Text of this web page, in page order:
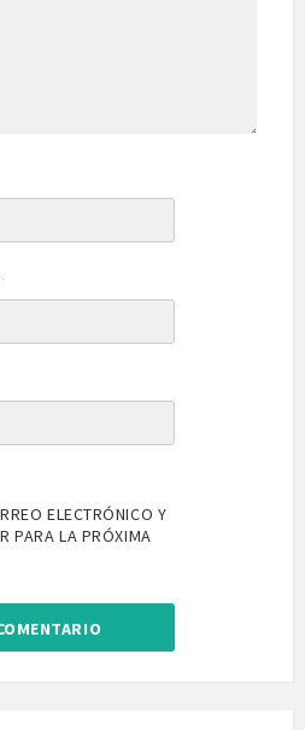
ELECTRÓNICO Y
PARA LA PRÓXIMA